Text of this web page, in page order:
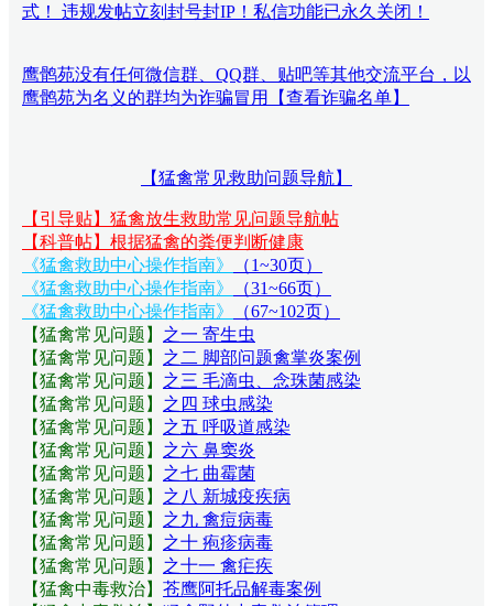
式！ 违规发帖立刻封号封IP！私信功能已永久关闭！
鹰鹘苑没有任何微信群、QQ群、贴吧等其他交流平台，以
鹰鹘苑为名义的群均为诈骗冒用【查看诈骗名单】
【猛禽常见救助问题导航】
【引导贴】猛禽放生救助常见问题导航帖
【科普帖】根据猛禽的粪便判断健康
《猛禽救助中心操作指南》
（1~30页）
《猛禽救助中心操作指南》
（31~66页）
《猛禽救助中心操作指南》
（67~102页）
【猛禽常见问题 】 之一 寄生虫
【猛禽常见问题 】 之二 脚部问题禽掌炎案例
【猛禽常见问题 】 之三 毛滴虫、念珠菌感染
【猛禽常见问题 】 之四 球虫感染
【猛禽常见问题 】 之五 呼吸道感染
【猛禽常见问题 】 之六 鼻窦炎
【猛禽常见问题 】 之七 曲霉菌
【猛禽常见问题 】 之八 新城疫疾病
【猛禽常见问题 】 之九 禽痘病毒
【猛禽常见问题 】 之十 疱疹病毒
【猛禽常见问题 】 之十一 禽疟疾
【猛禽中毒救治】 苍鹰阿托品解毒案例